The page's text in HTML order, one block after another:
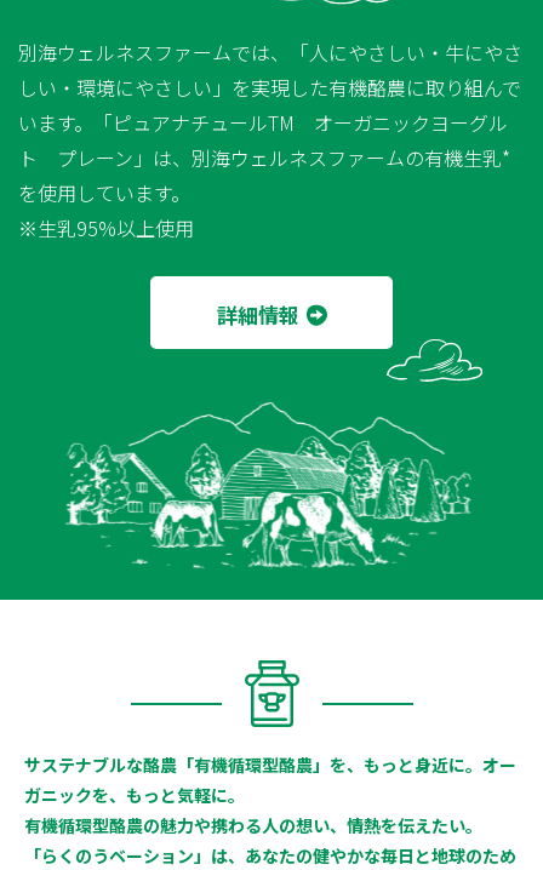
別海ウェルネスファームでは、「人にやさしい・牛にやさ
しい・環境にやさしい」を実現した有機酪農に取り組んで
います。「ピュアナチュールTM オーガニックヨーグル
ト プレーン」は、別海ウェルネスファームの有機生乳*
を使用しています。
※生乳95%以上使用
詳細情報
サステナブルな酪農「有機循環型酪農」を、もっと身近に。オー
ガニックを、もっと気軽に。
有機循環型酪農の魅力や携わる人の想い、情熱を伝えたい。
「らくのうベーション」は、あなたの健やかな毎日と地球のため